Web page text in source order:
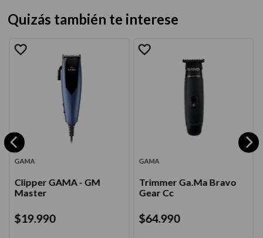
Quizás también te interese
GAMA
Clipper GAMA - GM
Master
$19.990
GAMA
Trimmer Ga.Ma Bravo
Gear Cc
$64.990